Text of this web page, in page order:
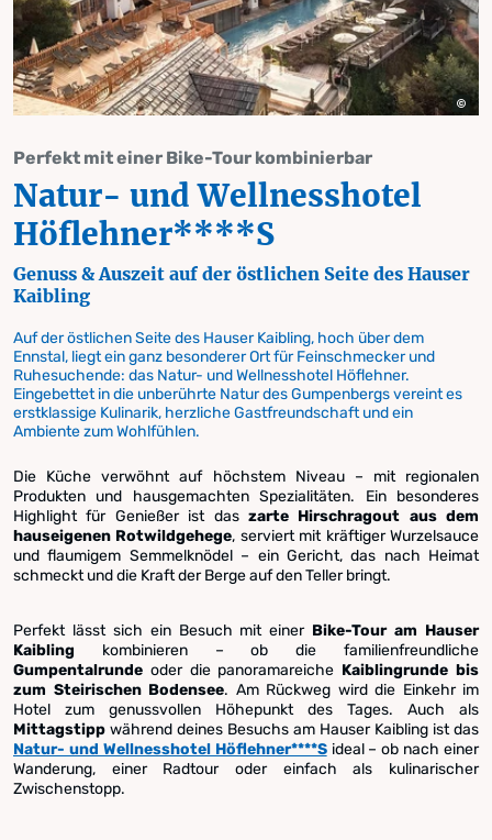
Perfekt mit einer Bike-Tour kombinierbar
Natur- und Wellnesshotel
Höflehner****S
Genuss & Auszeit auf der östlichen Seite des Hauser
Kaibling
Auf der östlichen Seite des Hauser Kaibling, hoch über dem
Ennstal, liegt ein ganz besonderer Ort für Feinschmecker und
Ruhesuchende: das Natur- und Wellnesshotel Höflehner.
Eingebettet in die unberührte Natur des Gumpenbergs vereint es
erstklassige Kulinarik, herzliche Gastfreundschaft und ein
Ambiente zum Wohlfühlen.
Die Küche verwöhnt auf höchstem Niveau – mit regionalen
Produkten und hausgemachten Spezialitäten. Ein besonderes
Highlight für Genießer ist das zarte Hirschragout aus dem
hauseigenen Rotwildgehege, serviert mit kräftiger Wurzelsauce
und flaumigem Semmelknödel – ein Gericht, das nach Heimat
schmeckt und die Kraft der Berge auf den Teller bringt.
Perfekt lässt sich ein Besuch mit einer Bike-Tour am Hauser
Kaibling kombinieren – ob die familienfreundliche
Gumpentalrunde oder die panoramareiche Kaiblingrunde bis
zum Steirischen Bodensee. Am Rückweg wird die Einkehr im
Hotel zum genussvollen Höhepunkt des Tages. Auch als
Mittagstipp während deines Besuchs am Hauser Kaibling ist das
Natur- und Wellnesshotel Höflehner****S ideal – ob nach einer
Wanderung, einer Radtour oder einfach als kulinarischer
Zwischenstopp.